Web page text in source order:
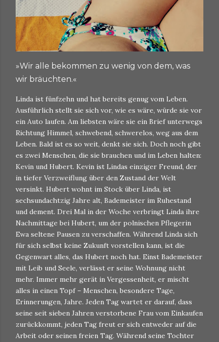
»Wir alle bekommen zu wenig von dem, was
wir bräuchten.«
Linda ist fünfzehn und hat bereits genug vom Leben.
Ausführlich stellt sie sich vor, wie es wäre, würde sie vor
ein Auto laufen. Am liebsten wäre sie ein Brief unterwegs
Richtung Himmel, schwebend, schwerelos, weg aus dem
Leben. Bald ist es so weit, denkt sie sich. Doch noch gibt
es zwei Menschen, die sie brauchen und im Leben halten:
Kevin und Hubert. Kevin ist Lindas einziger Freund, der
in tiefer Verzweiflung über den Zustand der Welt
versinkt. Hubert wohnt im Stock über Linda, ist
sechsundachtzig Jahre alt, Bademeister im Ruhestand
und dement. Drei Mal in der Woche verbringt Linda ihre
Nachmittage bei Hubert, um der polnischen Pflegerin
Ewa seltene Pausen zu verschaffen. Während Linda sich
für sich selbst keine Zukunft vorstellen kann, ist die
Gegenwart alles, das Hubert noch hat. Einst Bademeister
mit Leib und Seele, verlässt er seine Wohnung nicht
mehr. Immer mehr gerät in Vergessenheit, er mischt
alles in einen Topf – Menschen, besondere Tage,
Erinnerungen, Jahre. Jeden Tag wartet er darauf, dass
seine seit sieben Jahren verstorbene Frau vom Einkaufen
zurückkommt, jeden Tag freut er sich entweder auf die
Arbeit oder seinen freien Tag. Während seine Tochter